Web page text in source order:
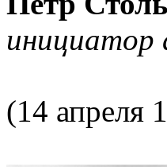
инициатор
(14 апреля